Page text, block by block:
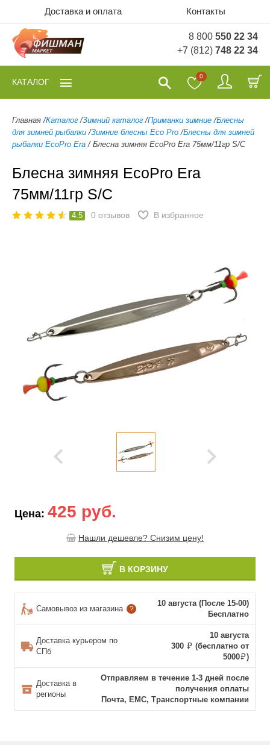
Доставка и оплата Контакты
8 800 550 22 34
+7 (812) 748 22 34
0
КАТАЛОГ
Главная /Каталог /Зимний каталог /Приманки зимние /Блесны
для зимней рыбалки /Зимние блесны Eco Pro /Блесны для зимней
рыбалки EcoPro Era / Блесна зимняя EcoPro Era 75мм/11гр S/C
Блесна зимняя EcoPro Era
75мм/11гр S/C
4.5 0 отзывов В избранное
Цена: 425 руб.
Нашли дешевле? Снизим цену!
В КОРЗИНУ
Самовывоз из магазина ?
10 августа (После 15-00)
Бесплатно
Доставка курьером по
СПб
10 августа
300
(бесплатно от
5000
)
Доставка в
регионы
Отправляем в течение 1-3 дней после
получения оплаты
Почта, ЕМС, Транспортные компании